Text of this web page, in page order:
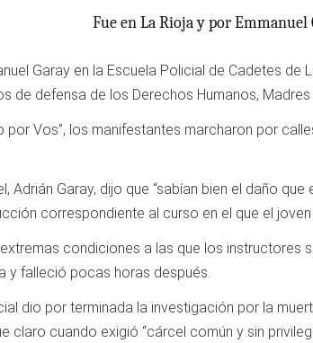
Fue en La Rioja y por Emmanuel
Garay en la Escuela Policial de Cadetes
de defensa de los Derechos Humanos,
por Vos”, los manifestantes marcharon por
Adrián Garay, dijo que “sabían bien el daño
correspondiente al curso en el que el
condiciones a las que los
y falleció pocas horas después.
dio por terminada la investigación por la
claro cuando exigió “cárcel común y sin